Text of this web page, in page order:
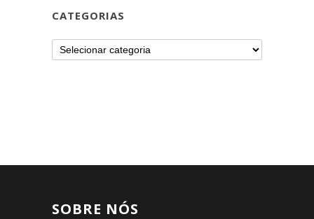
CATEGORIAS
SOBRE NÓS